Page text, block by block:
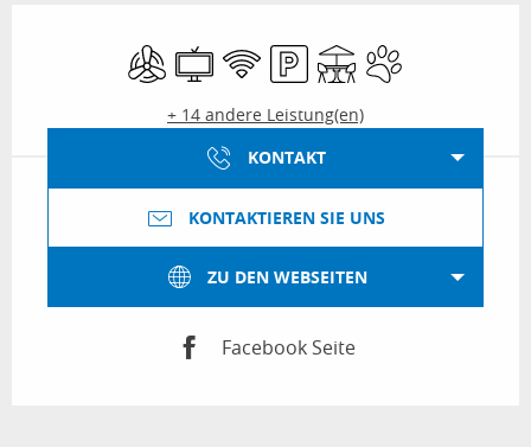
Klimaanlage
Fernsehen
Wi-Fi ParkplatzTerrasseTiere erlaubt
+ 14 andere Leistung(en)
KONTAKT
KONTAKTIEREN SIE UNS
ZU DEN WEBSEITEN
Facebook Seite